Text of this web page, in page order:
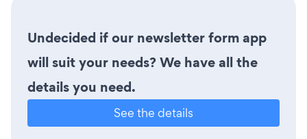
Undecided if our newsletter form app
will suit your needs? We have all the
details you need.
See the details